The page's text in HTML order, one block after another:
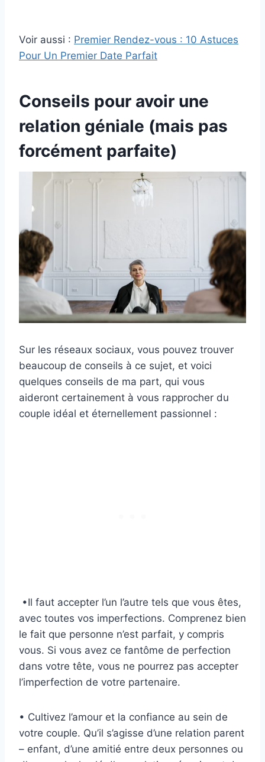
Voir aussi : Premier Rendez-vous : 10 Astuces
Pour Un Premier Date Parfait
Conseils pour avoir une
relation géniale (mais pas
forcément parfaite)
Sur les réseaux sociaux, vous pouvez trouver
beaucoup de conseils à ce sujet, et voici
quelques conseils de ma part, qui vous
aideront certainement à vous rapprocher du
couple idéal et éternellement passionnel :
•Il faut accepter l’un l’autre tels que vous êtes,
avec toutes vos imperfections. Comprenez bien
le fait que personne n’est parfait, y compris
vous. Si vous avez ce fantôme de perfection
dans votre tête, vous ne pourrez pas accepter
l’imperfection de votre partenaire.
• Cultivez l’amour et la confiance au sein de
votre couple. Qu’il s’agisse d’une relation parent
– enfant, d’une amitié entre deux personnes ou